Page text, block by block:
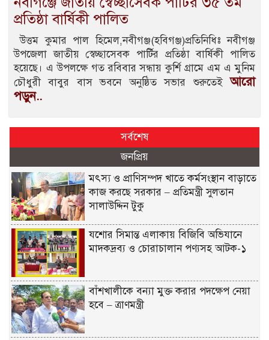
প্রতিষ্ঠা বার্ষিকী পালিত
উত্তম কুমার পাল হিমেল,নবীগঞ্জ(হবিগঞ্জ)প্রতিনিধিঃ নবীগঞ্জ
উপজেলা জাতীয় স্বেচ্ছাসেবক পার্টির প্রতিষ্ঠা বার্ষিকী পালিত
হয়েছে। এ উপলক্ষে গত রবিবার সন্ধায় কুর্শি গ্রামে এম এ মুনিম
চৌধুরী বাবুর বাস ভবনে অনুষ্ঠিত সভার শুরুতেইআরো
পড়ুন..
সর্বশেষ
জনপ্রিয়
মৎস্য ও প্রাণিসম্পদ খাতে কর্মসংস্থান বাড়াতে
কাজ করছে সরকার – প্রতিমন্ত্রী সুলতান
সালাউদ্দিন টুকু
যশোর সিমান্ত এলাকায় বিজিবি অভিযানে
মাদকদ্রব্য ও চোরাচালান পণ্যসহ আটক-১
বাঁশখালীকে বন্যা মুক্ত করার পদক্ষেপ নেয়া
হবে – ত্রাণমন্ত্রী